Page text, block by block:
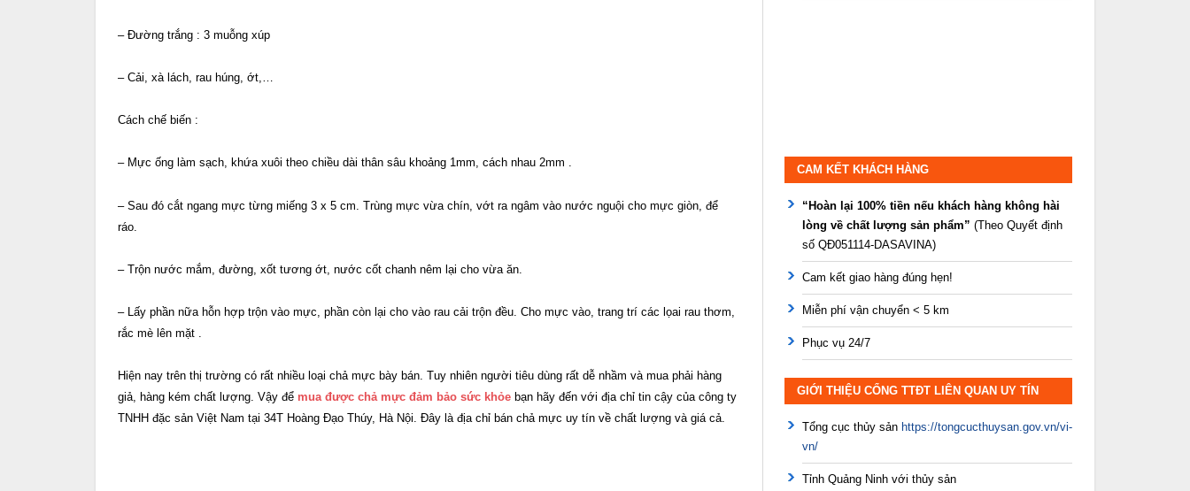
– Đường trắng : 3 muỗng xúp
– Cải, xà lách, rau húng, ớt,…
Cách chế biến :
– Mực ống làm sạch, khứa xuôi theo chiều dài thân sâu khoảng 1mm, cách nhau 2mm .
– Sau đó cắt ngang mực từng miếng 3 x 5 cm. Trùng mực vừa chín, vớt ra ngâm vào nước nguội cho mực giòn, để
ráo.
– Trộn nước mắm, đường, xốt tương ớt, nước cốt chanh nêm lại cho vừa ăn.
– Lấy phần nữa hỗn hợp trộn vào mực, phần còn lại cho vào rau cải trộn đều. Cho mực vào, trang trí các lọai rau thơm,
rắc mè lên mặt .
Hiện nay trên thị trường có rất nhiều loại chả mực bày bán. Tuy nhiên người tiêu dùng rất dễ nhầm và mua phải hàng
giả, hàng kém chất lượng. Vậy để mua được chả mực đảm bảo sức khỏe bạn hãy đến với địa chỉ tin cậy của công ty
TNHH đặc sản Việt Nam tại 34T Hoàng Đạo Thúy, Hà Nội. Đây là địa chỉ bán chả mực uy tín về chất lượng và giá cả.
CAM KẾT KHÁCH HÀNG
“Hoàn lại 100% tiền nếu khách hàng không hài
lòng về chất lượng sản phẩm” (Theo Quyết định
số QĐ051114-DASAVINA)
Cam kết giao hàng đúng hẹn!
Miễn phí vận chuyển < 5 km
Phục vụ 24/7
GIỚI THIỆU CỔNG TTĐT LIÊN QUAN UY TÍN
Tổng cục thủy sản https://tongcucthuysan.gov.vn/vi-
vn/
Tỉnh Quảng Ninh với thủy sản